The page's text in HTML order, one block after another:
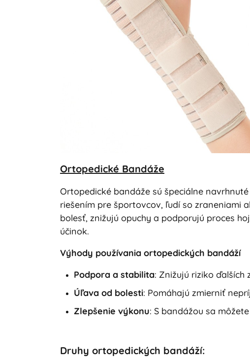
Ortopedické Bandáže
Ortopedické bandáže sú špeciálne
riešením pre športovcov, ľudí so zraneniami
bolesť, znižujú opuchy a podporujú proces
účinok.
Výhody používania ortopedických bandáží
Podpora a stabilita: Znižujú riziko ďalších
Úľava od bolesti: Pomáhajú zmierniť
Zlepšenie výkonu: S bandážou sa
Druhy ortopedických bandáží: